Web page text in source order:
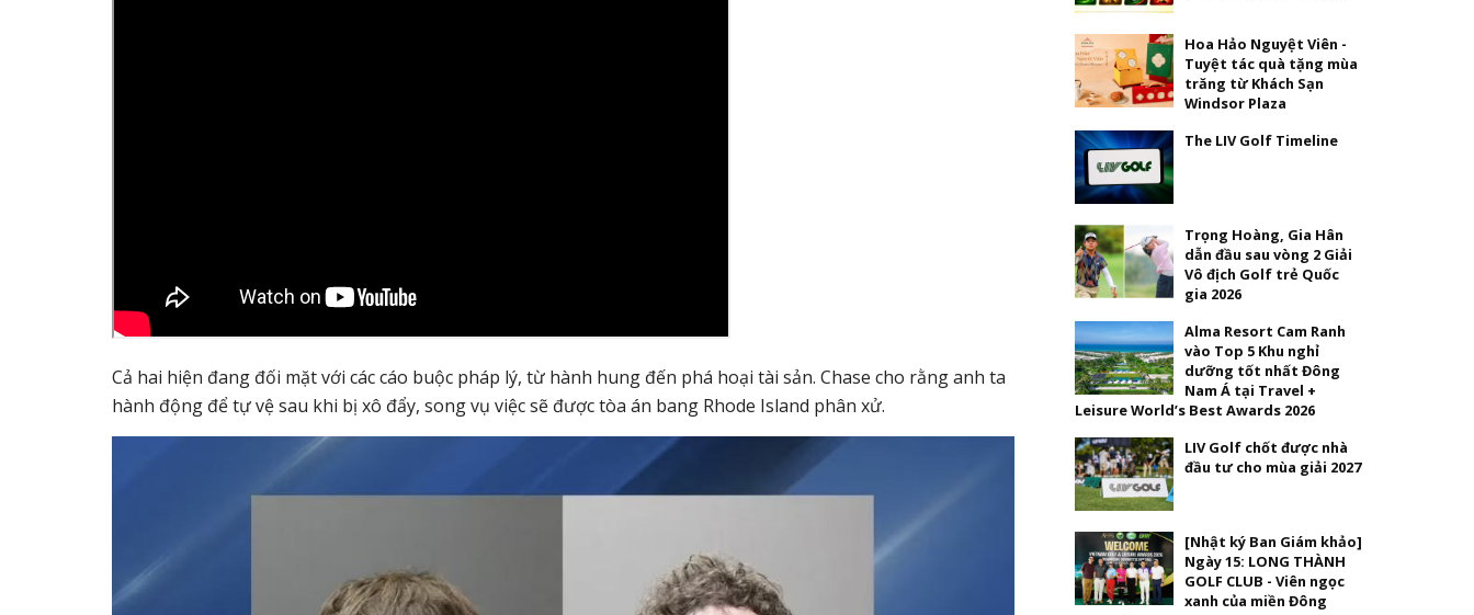
Cả hai hiện đang đối mặt với các cáo buộc pháp lý, từ hành hung đến phá hoại tài sản. Chase cho rằng anh ta
hành động để tự vệ sau khi bị xô đẩy, song vụ việc sẽ được tòa án bang Rhode Island phân xử.
Hoa Hảo Nguyệt Viên -
Tuyệt tác quà tặng mùa
trăng từ Khách Sạn
Windsor Plaza
The LIV Golf Timeline
Trọng Hoàng, Gia Hân
dẫn đầu sau vòng 2 Giải
Vô địch Golf trẻ Quốc
gia 2026
Alma Resort Cam Ranh
vào Top 5 Khu nghỉ
dưỡng tốt nhất Đông
Nam Á tại Travel +
Leisure World’s Best Awards 2026
LIV Golf chốt được nhà
đầu tư cho mùa giải 2027
[Nhật ký Ban Giám khảo]
Ngày 15: LONG THÀNH
GOLF CLUB - Viên ngọc
xanh của miền Đông